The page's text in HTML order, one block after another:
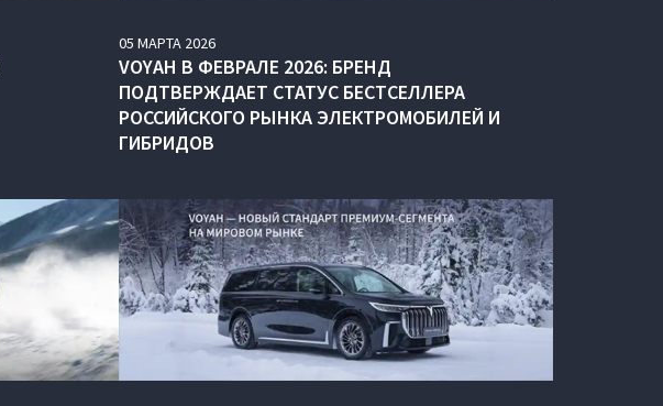
05 МАРТА 2026
VOYAH В ФЕВРАЛЕ 2026: БРЕНД
ПОДТВЕРЖДАЕТ СТАТУС БЕСТСЕЛЛЕРА
РОССИЙСКОГО РЫНКА ЭЛЕКТРОМОБИЛЕЙ И
ГИБРИДОВ